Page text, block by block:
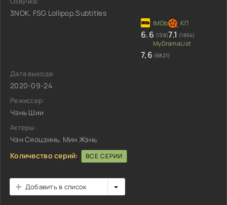
3NOK, FSG Lollipop.Subtitles
6.6 (138)7.1 (1654)
7,6 (6821)
Дата выхода:
2020-09-24
Режиссер:
Чэнь Шии
Актеры:
Чэн Сяоцзинь, Мин Жэнь
Количество серий:
ВСЕ СЕРИИ
Добавить в список